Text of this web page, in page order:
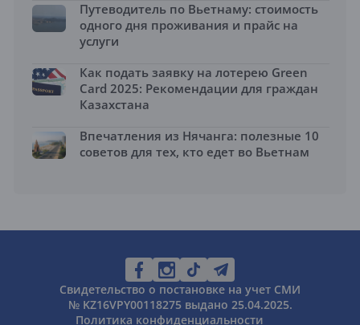
Путеводитель по Вьетнаму: стоимость
одного дня проживания и прайс на
услуги
Как подать заявку на лотерею Green
Card 2025: Рекомендации для граждан
Казахстана
Впечатления из Нячанга: полезные 10
советов для тех, кто едет во Вьетнам
Свидетельство о постановке на учет СМИ
№ KZ16VPY00118275 выдано 25.04.2025.
Политика конфиденциальности